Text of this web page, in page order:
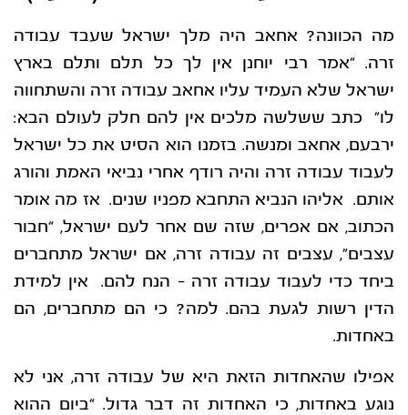
מה הכוונה? אחאב היה מלך ישראל שעבד עבודה
זרה. “אמר רבי יוחנן אין לך כל תלם ותלם בארץ
ישראל שלא העמיד עליו אחאב עבודה זרה והשתחווה
לו” כתב ששלשה מלכים אין להם חלק לעולם הבא:
ירבעם, אחאב ומנשה. בזמנו הוא הסיט את כל ישראל
לעבוד עבודה זרה והיה רודף אחרי נביאי האמת והורג
אותם. אליהו הנביא התחבא מפניו שנים. אז מה אומר
הכתוב, אם אפרים, שזה שם אחר לעם ישראל, “חבור
עצבים”, עצבים זה עבודה זרה, אם ישראל מתחברים
ביחד כדי לעבוד עבודה זרה – הנח להם. אין למידת
הדין רשות לגעת בהם. למה? כי הם מתחברים, הם
באחדות.
אפילו שהאחדות הזאת היא של עבודה זרה, אני לא
נוגע באחדות, כי האחדות זה דבר גדול. “ביום ההוא